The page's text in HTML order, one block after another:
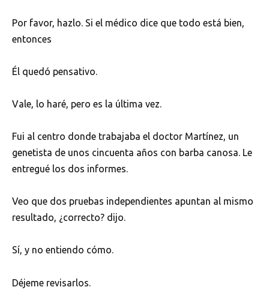
Por favor, hazlo. Si el médico dice que todo está bien,
entonces
Él quedó pensativo.
Vale, lo haré, pero es la última vez.
Fui al centro donde trabajaba el doctor Martínez, un
genetista de unos cincuenta años con barba canosa. Le
entregué los dos informes.
Veo que dos pruebas independientes apuntan al mismo
resultado, ¿correcto? dijo.
Sí, y no entiendo cómo.
Déjeme revisarlos.